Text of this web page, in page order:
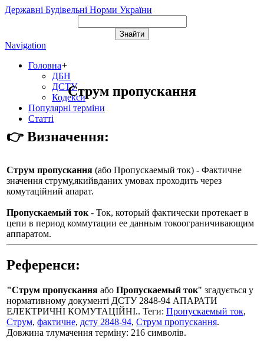
Державні Будівельні Норми України
Navigation
Головна+
ДБН
ДСТУ
Кодекси
Популярні терміни
Статті
Струм пропускання
👉 Визначення:
Струм пропускання (або Пропускаемый ток) - Фактичне
значення струму,якийвданих умовах проходить через
комутаційний апарат.
Пропускаемый ток - Ток, который фактически протекает в
цепи в период коммутации ее данным токоограничивающим
аппаратом.
Референси:
"Струм пропускання або Пропускаемый ток" згадується у
нормативному документі ДСТУ 2848-94 АПАРАТИ
ЕЛЕКТРИЧНІ КОМУТАЦІЙНІ.. Теги: Пропускаемый ток,
Струм, фактичне, дсту 2848-94, Струм пропускання.
Довжина тлумачення терміну: 216 символів.